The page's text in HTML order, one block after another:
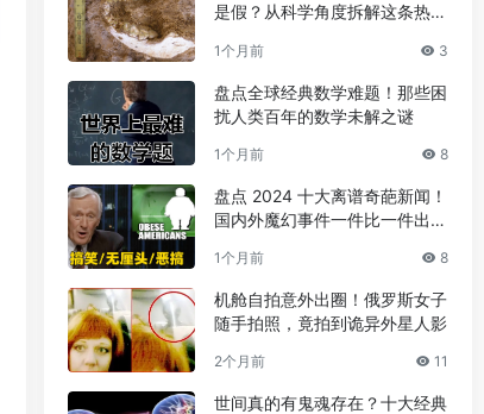
是假？从科学角度拆解这条热门
1个月前 3
盘点全球经典数学难题！那些困
扰人类百年的数学未解之谜
1个月前 8
盘点 2024 十大离谱奇葩新闻！
国内外魔幻事件一件比一件出人
1个月前 8
机舱自拍意外出圈！俄罗斯女子
随手拍照，竟拍到诡异外星人影
2个月前 11
世间真的有鬼魂存在？十大经典